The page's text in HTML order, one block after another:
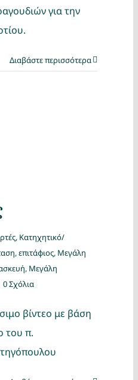
για την
Διαβάστε περισσότερα
, Κατηχητικό/
,επιτάφιος, Μεγάλη
, Μεγάλη
0 Σχόλια
βίντεο με βάση
του π.